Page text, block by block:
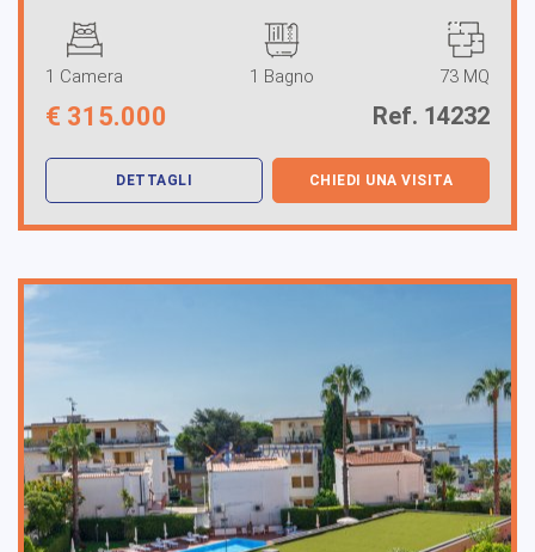
1 Camera 1 Bagno 73 MQ
€ 315.000 Ref. 14232
DETTAGLI CHIEDI UNA VISITA